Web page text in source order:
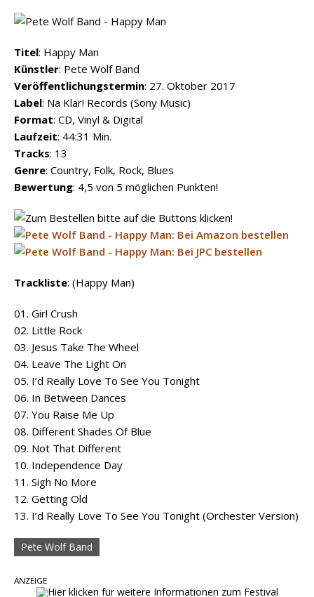
Titel: Happy Man
Künstler: Pete Wolf Band
Veröffentlichungstermin: 27. Oktober 2017
Label: Na Klar! Records (Sony Music)
Format: CD, Vinyl & Digital
Laufzeit: 44:31 Min.
Tracks: 13
Genre: Country, Folk, Rock, Blues
Bewertung: 4,5 von 5 möglichen Punkten!
Trackliste: (Happy Man)
01. Girl Crush
02. Little Rock
03. Jesus Take The Wheel
04. Leave The Light On
05. I’d Really Love To See You Tonight
06. In Between Dances
07. You Raise Me Up
08. Different Shades Of Blue
09. Not That Different
10. Independence Day
11. Sigh No More
12. Getting Old
13. I’d Really Love To See You Tonight (Orchester Version)
Pete Wolf Band
ANZEIGE